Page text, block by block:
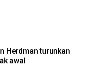
Herdman turunkan
awal